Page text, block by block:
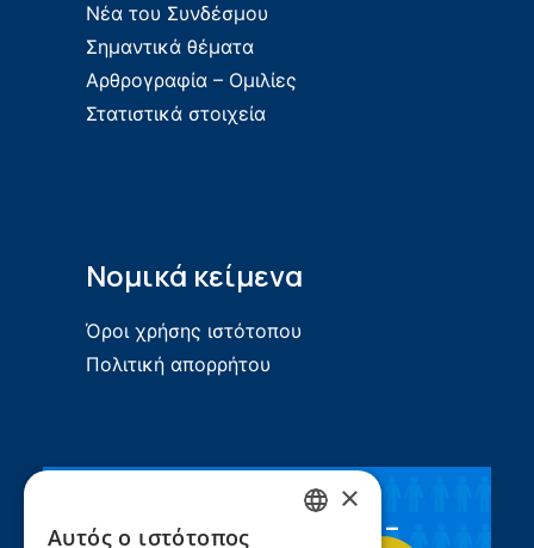
Νέα του Συνδέσμου
Σημαντικά θέματα
Αρθρογραφία – Ομιλίες
Στατιστικά στοιχεία
Νομικά κείμενα
Όροι χρήσης ιστότοπου
Πολιτική απορρήτου
Συνεργασία ΣEEN –
×
Αυτός ο ιστότοπος